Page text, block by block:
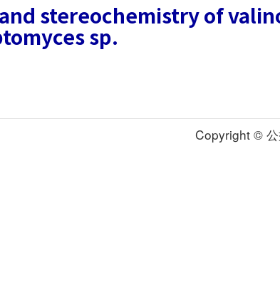
stereochemistry of
sp.
Copyright © 公